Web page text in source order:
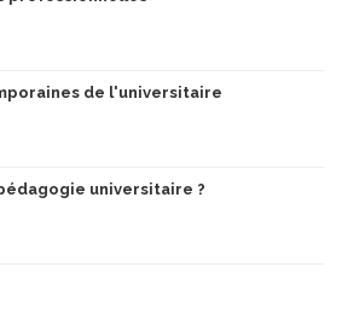
de l'universitaire
universitaire ?